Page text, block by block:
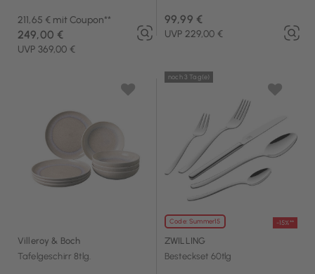
211,65 € mit Coupon**
UVP 369,00 €
249,00 €
99,99 €
UVP 229,00 €
Villeroy & Boch
Tafelgeschirr 8tlg.
Code: Summer15 -15%**
noch 3 Tag(e)
ZWILLING
Besteckset 60tlg